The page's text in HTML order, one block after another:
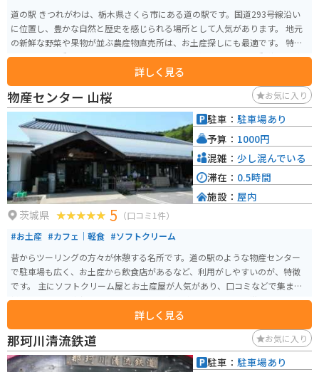
道の駅 きつれがわは、栃木県さくら市にある道の駅です。国道293号線沿い
に位置し、豊かな自然と歴史を感じられる場所として人気があります。 地元
の新鮮な野菜や果物が並ぶ農産物直売所は、お土産探しにも最適です。 特
に、地元産の梨を使ったジェラートが人気で、季節によっては、梨狩り体験
ので安心です。 周辺には、国の重要文化財に指定されている「旧金澤家住
宅」や、四季折々の花が楽しめる「荒川河川公園」など、観光スポットも充
実しています。 道の駅 きつれがわは、ドライブやツーリングの休憩に最適な
だけでなく、地元の魅力を満喫できるスポットです。
詳しく見る
物産センター 山桜 お気に入り
茨城県 5 （口コミ1件）
#お土産 #カフェ｜軽食 #ソフトクリーム
昔からツーリングの方々が休憩する名所です。道の駅のような物産センター
で駐車場も広く、お土産から飲食店があるなど、利用がしやすいのが、特徴
です。 主にソフトクリーム屋とお土産屋が人気があり、口コミなどで集まる
様です。また、値段もお手頃でお土産や飲食がしやすいのも特徴の一つです。
また、ツインリンク茂木サーキットと国道6号がつながっており、車やバイク
のレース観戦を目的に来る人もかなり多いです。
詳しく見る
駐車： 駐車場あり
予算： 1000円
混雑： 少し混んでいる
滞在： 0.5時間
施設： 屋内
那珂川清流鉄道 お気に入り
駐車： 駐車場あり